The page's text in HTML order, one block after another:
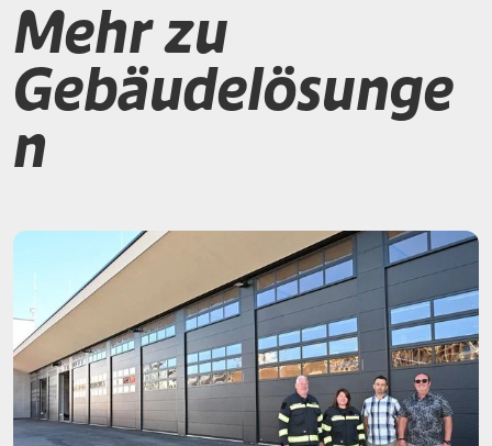
Mehr zu
Gebäudelösunge
n